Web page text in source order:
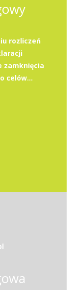
rozliczeń
zamknięcia
celów...